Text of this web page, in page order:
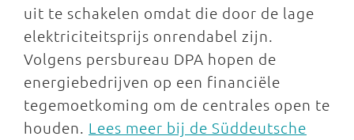
uit te schakelen omdat die door de lage
elektriciteitsprijs onrendabel zijn.
Volgens persbureau DPA hopen de
energiebedrijven op een financiële
tegemoetkoming om de centrales open te
houden. Lees meer bij de Süddeutsche